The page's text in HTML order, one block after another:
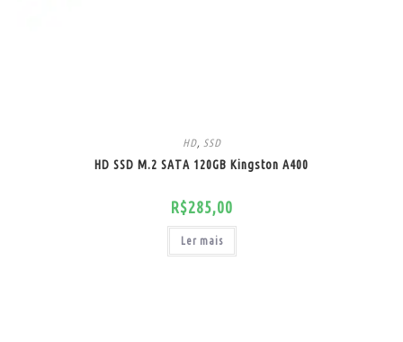
HD, SSD
HD SSD M.2 SATA 120GB Kingston A400
R$285,00
Ler mais